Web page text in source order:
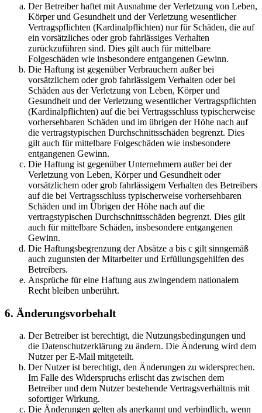
Der Betreiber haftet mit Ausnahme der Verletzung von Leben,
Körper und Gesundheit und der Verletzung wesentlicher
Vertragspflichten (Kardinalpflichten) nur für Schäden, die auf
ein vorsätzliches oder grob fahrlässiges Verhalten
zurückzuführen sind. Dies gilt auch für mittelbare
Folgeschäden wie insbesondere entgangenen Gewinn.
Die Haftung ist gegenüber Verbrauchern außer bei
vorsätzlichem oder grob fahrlässigem Verhalten oder bei
Schäden aus der Verletzung von Leben, Körper und
Gesundheit und der Verletzung wesentlicher Vertragspflichten
(Kardinalpflichten) auf die bei Vertragsschluss typischerweise
vorhersehbaren Schäden und im übrigen der Höhe nach auf
die vertragstypischen Durchschnittsschäden begrenzt. Dies
gilt auch für mittelbare Folgeschäden wie insbesondere
entgangenen Gewinn.
Die Haftung ist gegenüber Unternehmern außer bei der
Verletzung von Leben, Körper und Gesundheit oder
vorsätzlichem oder grob fahrlässigem Verhalten des Betreibers
auf die bei Vertragsschluss typischerweise vorhersehbaren
Schäden und im Übrigen der Höhe nach auf die
vertragstypischen Durchschnittsschäden begrenzt. Dies gilt
auch für mittelbare Schäden, insbesondere entgangenen
Gewinn.
Die Haftungsbegrenzung der Absätze a bis c gilt sinngemäß
auch zugunsten der Mitarbeiter und Erfüllungsgehilfen des
Betreibers.
Ansprüche für eine Haftung aus zwingendem nationalem
Recht bleiben unberührt.
6. Änderungsvorbehalt
Der Betreiber ist berechtigt, die Nutzungsbedingungen und
die Datenschutzerklärung zu ändern. Die Änderung wird dem
Nutzer per E-Mail mitgeteilt.
Der Nutzer ist berechtigt, den Änderungen zu widersprechen.
Im Falle des Widerspruchs erlischt das zwischen dem
Betreiber und dem Nutzer bestehende Vertragsverhältnis mit
sofortiger Wirkung.
Die Änderungen gelten als anerkannt und verbindlich, wenn